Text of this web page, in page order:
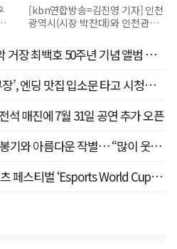
[kbn연합방송=김진영 기자] 인천
광역시(시장 박찬대)와 인천관광
5회 청룡시리즈어워즈(Blue
Dragon S...
거장 최백호 50주년 기념 앨범 제작
’, 엔딩 맛집 입소문 타고 시청률
석 매진에 7월 31일 공연 추가 오픈
기와 아름다운 작별… “많이 웃고
페스티벌 ‘Esports World Cup